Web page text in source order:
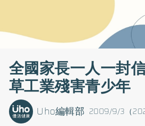
全國家長一人一封
草工業殘害青少年
2009/9/3（
Uho編輯部